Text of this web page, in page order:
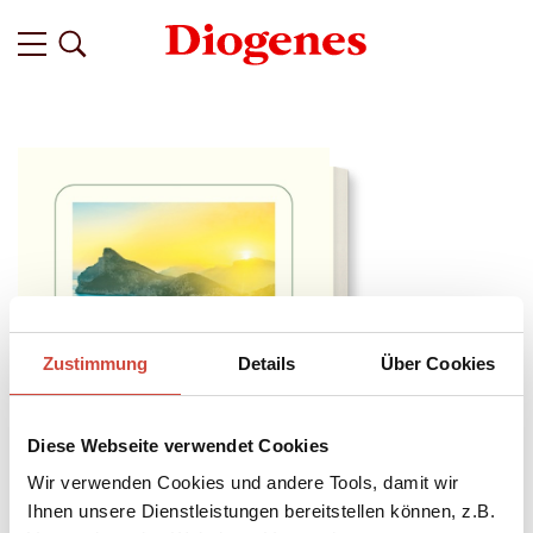
Zustimmung Details Über Cookies
Diese Webseite verwendet Cookies
Wir verwenden Cookies und andere Tools, damit wir
Ihnen unsere Dienstleistungen bereitstellen können, z.B.